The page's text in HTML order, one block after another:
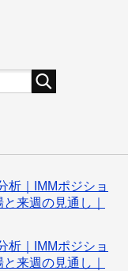
析｜IMMポジショ
来週の見通し｜
析｜IMMポジショ
来週の見通し｜